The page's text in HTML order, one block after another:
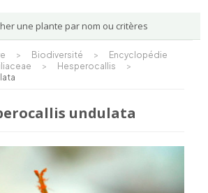
une plante par nom ou critères
> Biodiversité >
Encyclopédie
Liliaceae > Hesperocallis
>
undulata